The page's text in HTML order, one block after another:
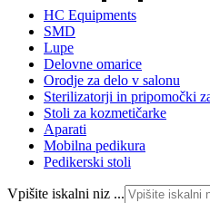
HC Equipments
SMD
Lupe
Delovne omarice
Orodje za delo v salonu
Sterilizatorji in pripomočki
Stoli za kozmetičarke
Aparati
Mobilna pedikura
Pedikerski stoli
Vpišite iskalni niz ...